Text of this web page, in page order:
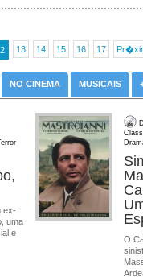
13 14 15 16 17
NO CINEMA MUSICAIS
ex-
uma
e
O